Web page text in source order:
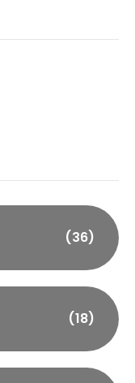
(36)
(18)